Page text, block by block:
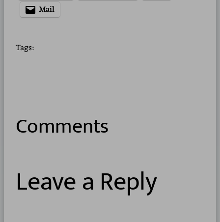
Mail
Tags:
Comments
Leave a Reply